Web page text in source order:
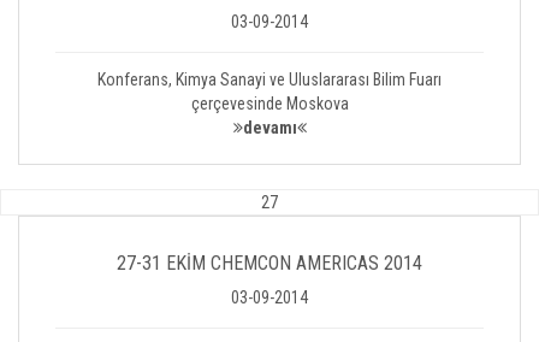
03-09-2014
Konferans, Kimya Sanayi ve Uluslararası Bilim Fuarı
çerçevesinde Moskova
devamı
27
27-31 EKİM CHEMCON AMERICAS 2014
03-09-2014